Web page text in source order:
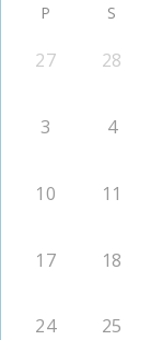
P S
27 28
3 4
10 11
17 18
24 25